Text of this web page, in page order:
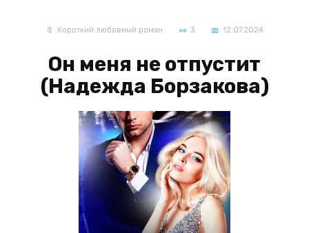
Короткий любовный роман 3 12.07.2024
Он меня не отпустит
(Надежда Борзакова)